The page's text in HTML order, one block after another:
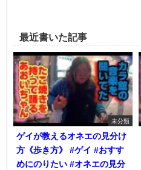
最近書いた記事
未分類
ゲイが教えるオネエの見分け
方《歩き方》 #ゲイ #おすす
めにのりたい #オネエの見分